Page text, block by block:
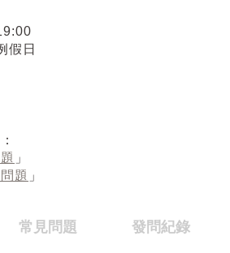
假日
」
題 」
常見問題 發問紀錄